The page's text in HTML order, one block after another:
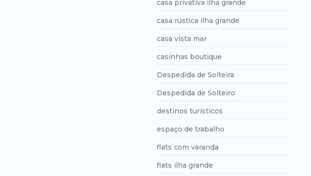
casa privativa ilha grande
casa rústica ilha grande
casa vista mar
casinhas boutique
Despedida de Solteira
Despedida de Solteiro
destinos turísticos
espaço de trabalho
flats com varanda
flats ilha grande